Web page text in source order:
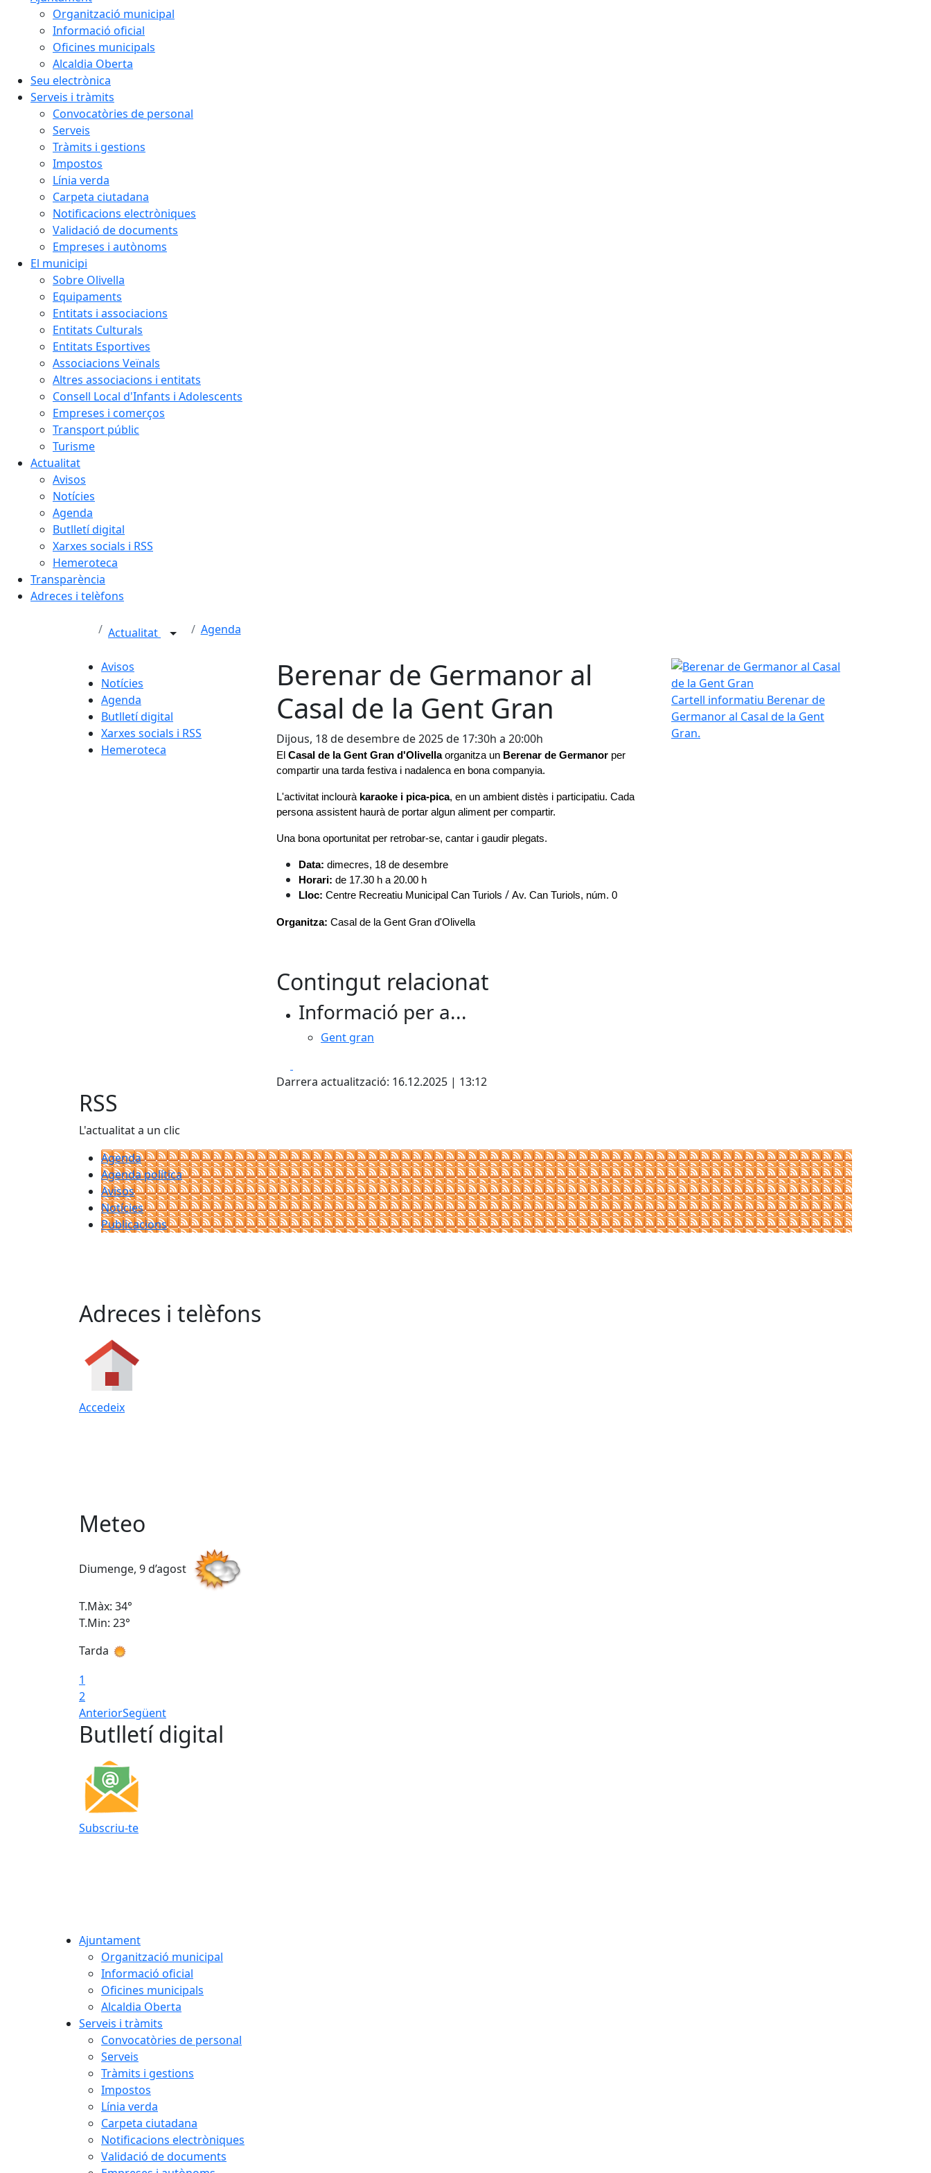
Organització municipal
Informació oficial
Oficines municipals
Alcaldia Oberta
Seu electrònica
Serveis i tràmits
Convocatòries de personal
Serveis
Tràmits i gestions
Impostos
Línia verda
Carpeta ciutadana
Notificacions electròniques
Validació de documents
Empreses i autònoms
El municipi
Sobre Olivella
Equipaments
Entitats i associacions
Entitats Culturals
Entitats Esportives
Associacions Veïnals
Altres associacions i entitats
Consell Local d'Infants i Adolescents
Empreses i comerços
Transport públic
Turisme
Actualitat
Avisos
Notícies
Agenda
Butlletí digital
Xarxes socials i RSS
Hemeroteca
Transparència
Adreces i telèfons
Actualitat Agenda
Avisos
Notícies
Agenda
Butlletí digital
Xarxes socials i RSS
Hemeroteca
Berenar de Germanor al
Casal de la Gent Gran
Dijous, 18 de desembre de 2025 de 17:30h a 20:00h
El Casal de la Gent Gran d'Olivella organitza un Berenar de Germanor per
compartir una tarda festiva i nadalenca en bona companyia.
L'activitat inclourà karaoke i pica-pica, en un ambient distès i participatiu. Cada
persona assistent haurà de portar algun aliment per compartir.
Una bona oportunitat per retrobar-se, cantar i gaudir plegats.
Data: dimecres, 18 de desembre
Horari: de 17.30 h a 20.00 h
Lloc: Centre Recreatiu Municipal Can Turiols / Av. Can Turiols, núm. 0
Organitza: Casal de la Gent Gran d'Olivella
Contingut relacionat
Informació per a...
Gent gran
Darrera actualització: 16.12.2025 | 13:12
Berenar de Germanor al Casal de la Gent Gran
Cartell informatiu Berenar de
Germanor al Casal de la Gent
Gran.
RSS
L'actualitat a un clic
Agenda
Agenda política
Avisos
Notícies
Publicacions
Adreces i telèfons
Accedeix
Meteo
Diumenge, 9 d’agost
T.Màx: 34°
T.Min: 23°
Tarda
1
2
AnteriorSegüent
Butlletí digital
Subscriu-te
Ajuntament
Organització municipal
Informació oficial
Oficines municipals
Alcaldia Oberta
Serveis i tràmits
Convocatòries de personal
Serveis
Tràmits i gestions
Impostos
Línia verda
Carpeta ciutadana
Notificacions electròniques
Validació de documents